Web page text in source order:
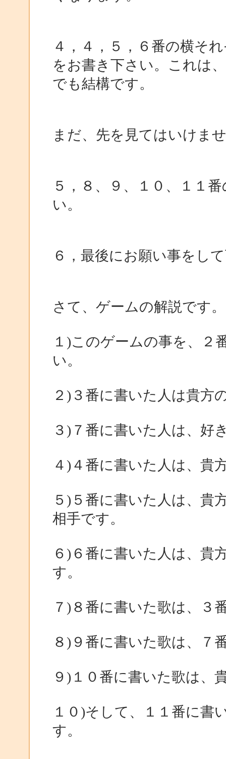
４，４，５，６番の横そ
をお書き下さい。これは
でも結構です。
まだ、先を見てはいけま
５，８、９、１０、１１
い。
６，最後にお願い事をし
さて、ゲームの解説です。
１)このゲームの事を、２
い。
２)３番に書いた人は貴方
３)７番に書いた人は、好
４)４番に書いた人は、貴
５)５番に書いた人は、貴
相手です。
６)６番に書いた人は、貴
す。
７)８番に書いた歌は、３
８)９番に書いた歌は、７
９)１０番に書いた歌は、
１０)そして、１１番に書
す。